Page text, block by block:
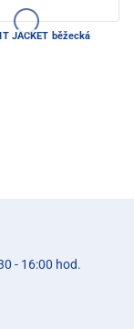
IT JACKET běžecká
- 16:00 hod.